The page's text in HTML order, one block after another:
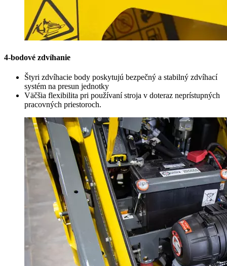
4-bodové zdvíhanie
Štyri zdvíhacie body poskytujú bezpečný a stabilný zdvíhací
systém na presun jednotky
Väčšia flexibilita pri používaní stroja v doteraz neprístupných
pracovných priestoroch.